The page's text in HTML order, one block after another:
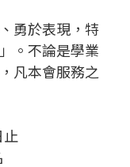
勇於表現，特
。不論是學業
凡本會服務之
止